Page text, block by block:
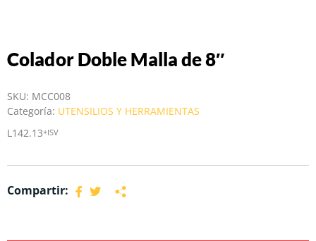
Colador Doble Malla de 8″
SKU: MCC008
Categoría: UTENSILIOS Y HERRAMIENTAS
L 142.13+ISV
Compartir: